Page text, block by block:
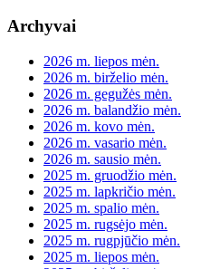
Archyvai
2026 m. liepos mėn.
2026 m. birželio mėn.
2026 m. gegužės mėn.
2026 m. balandžio mėn.
2026 m. kovo mėn.
2026 m. vasario mėn.
2026 m. sausio mėn.
2025 m. gruodžio mėn.
2025 m. lapkričio mėn.
2025 m. spalio mėn.
2025 m. rugsėjo mėn.
2025 m. rugpjūčio mėn.
2025 m. liepos mėn.